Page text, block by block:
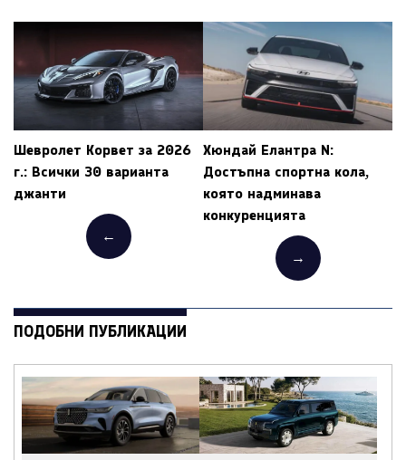
Шевролет Корвет за 2026
г.: Всички 30 варианта
джанти
←
Хюндай Елантра N:
Достъпна спортна кола,
която надминава
конкуренцията
→
ПОДОБНИ ПУБЛИКАЦИИ